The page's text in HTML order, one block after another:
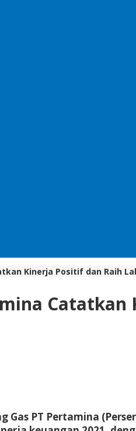
Kinerja Positif dan Raih
Gas PT Pertamina